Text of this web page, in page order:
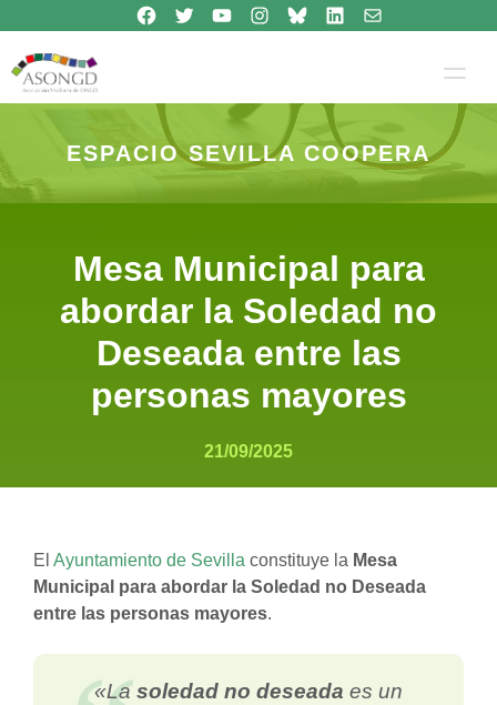
contenido
Síguenos en Facebook
Síguenos en TwitterSíguenos en Youtube
Síguenos en Instagram
Bluesky
Síguenos en Linkedincontacto
ESPACIO SEVILLA COOPERA
Mesa Municipal para
abordar la Soledad no
Deseada entre las
personas mayores
21/09/2025
El Ayuntamiento de Sevilla constituye la Mesa
Municipal para abordar la Soledad no Deseada
entre las personas mayores.
«Lasoledad no deseada es un